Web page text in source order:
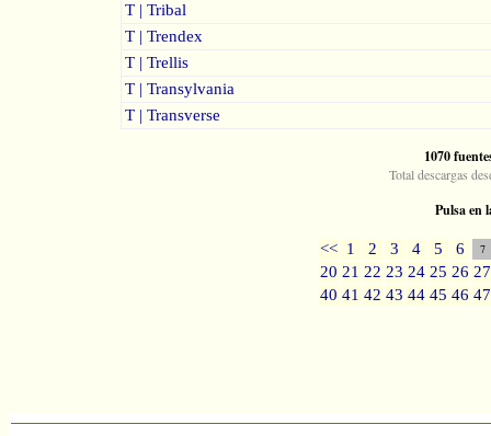
T | Tribal
T | Trendex
T | Trellis
T | Transylvania
T | Transverse
1070
Total descargas
Pulsa en
<< 1 2 3 4 5 6 7
20 21 22 23 24 25 26 27
40 41 42 43 44 45 46 47